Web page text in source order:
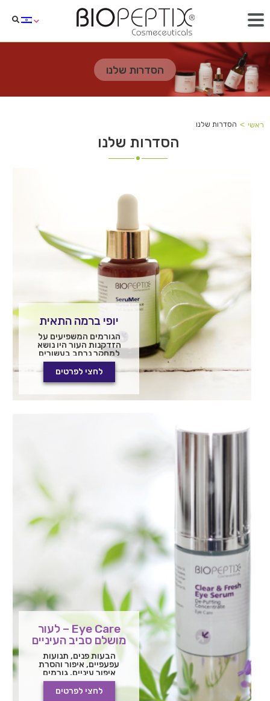
הסדרות שלנו
ראשי ˂ הסדרות שלנו
הסדרות שלנו
יופי ברמה התאית
הגורמים המשפיעים על
הזדקנות העור היו נושא
למחקר נרחב בעשורים
האחרונים. מחקרים אלה
העמיקו את ההבנה אודות
בבסיס תהליך הזדקנות
העור ברמת התא.
לחצי לפרטים
Eye Care – לעור
מושלם סביב העיניים
הבעות פנים, תנועות
עפעפיים, איפור והסרת
איפור עיניים, גורמים
סביבתיים וקרינה אולטרה
סגולית משפיעים עמוקות
לחצי לפרטים